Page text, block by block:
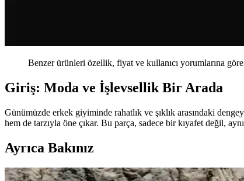
Benzer ürünleri özellik, fiyat ve kullanıcı yorumlarına göre
Giriş: Moda ve İşlevsellik Bir Arada
Günümüzde erkek giyiminde rahatlık ve şıklık arasındaki
hem de tarzıyla öne çıkar. Bu parça, sadece bir kıyafet değil,
Ayrıca Bakınız